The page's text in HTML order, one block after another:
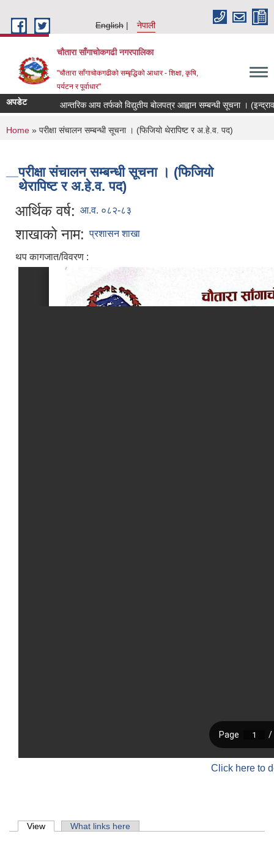
English
नेपाली
चौतारा साँगाचोकगढी नगरपालिका
"चौतारा साँगाचोकगढीको सम्बृद्धिको आधार - शिक्षा, कृषि,
पर्यटन र पूर्वाधार"
अपडेट आन्तरिक आय तर्फको विद्युतीय बोलपत्र आह्वान सम्बन्धी सूचना । (इन्द्रावती
You are here
Home » परीक्षा संचालन सम्बन्धी सूचना । (फिजियो थेरापिष्ट र अ.हे.व. पद)
परीक्षा संचालन सम्बन्धी सूचना । (फिजियो
थेरापिष्ट र अ.हे.व. पद)
आर्थिक वर्ष: आ.व. ०८२-८३
शाखाको नाम: प्रशासन शाखा
थप कागजात/विवरण :
Click here to
Primary tabs
View (active tab)What links here